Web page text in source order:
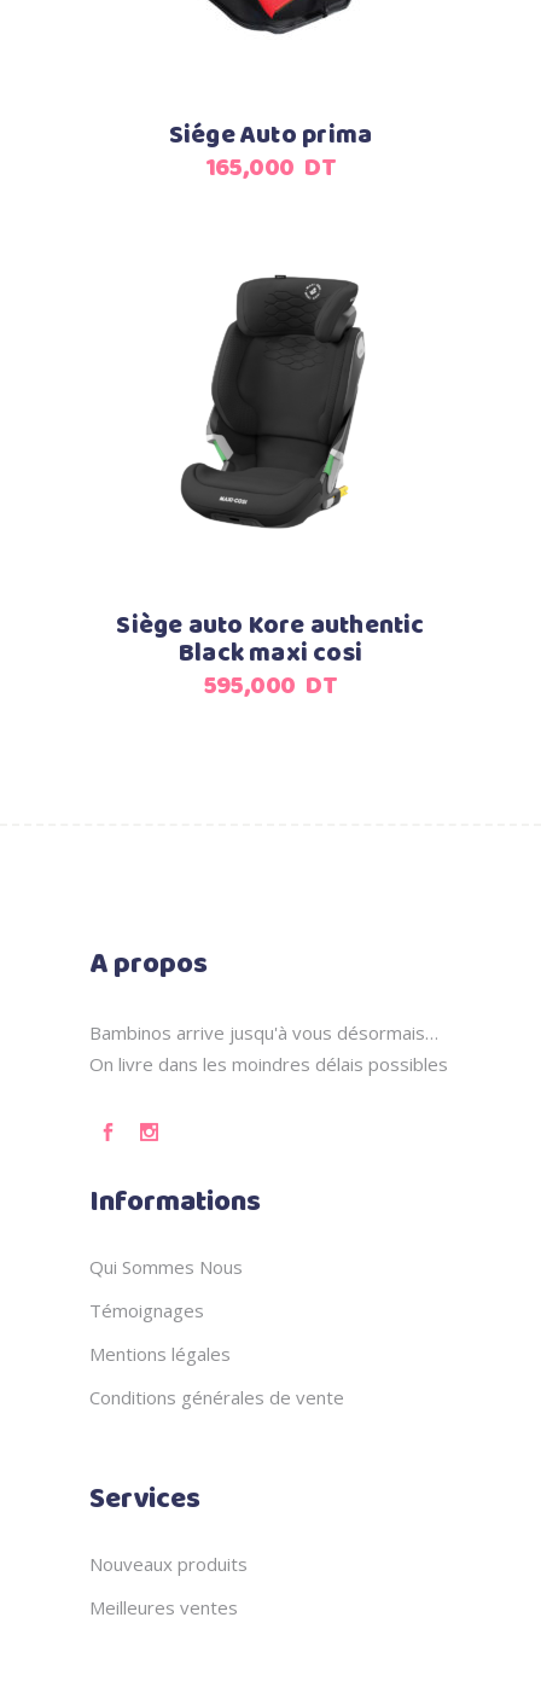
Siége Auto prima
165,000 DT
Ajouter au panier
Siège auto Kore authentic
Black maxi cosi
595,000 DT
A propos
Bambinos arrive jusqu'à vous désormais…
On livre dans les moindres délais possibles
Informations
Qui Sommes Nous
Témoignages
Mentions légales
Conditions générales de vente
Services
Nouveaux produits
Meilleures ventes